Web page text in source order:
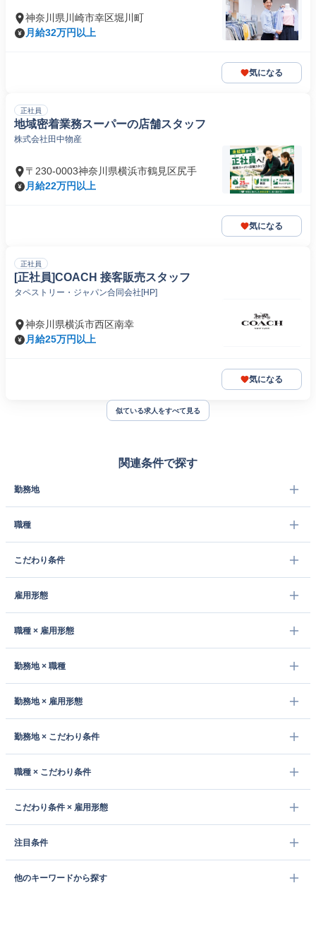
神奈川県川崎市幸区堀川町
月給32万円以上
気になる
正社員
地域密着業務スーパーの店舗スタッフ
株式会社田中物産
〒230-0003神奈川県横浜市鶴見区尻手
月給22万円以上
気になる
正社員
[正社員]COACH 接客販売スタッフ
タペストリー・ジャパン合同会社[HP]
神奈川県横浜市西区南幸
月給25万円以上
気になる
似ている求人をすべて見る
関連条件で探す
勤務地
職種
こだわり条件
雇用形態
職種 × 雇用形態
勤務地 × 職種
勤務地 × 雇用形態
勤務地 × こだわり条件
職種 × こだわり条件
こだわり条件 × 雇用形態
注目条件
他のキーワードから探す